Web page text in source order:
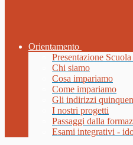
Orientamento
Presentazione
Chi siamo
Cosa impariamo
Come impariamo
Gli indirizzi
I nostri progetti
Passaggi dalla
Esami integrativi -